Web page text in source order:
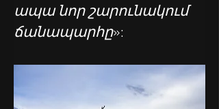
ապա նոր շարունակում
ճանապարհը»: